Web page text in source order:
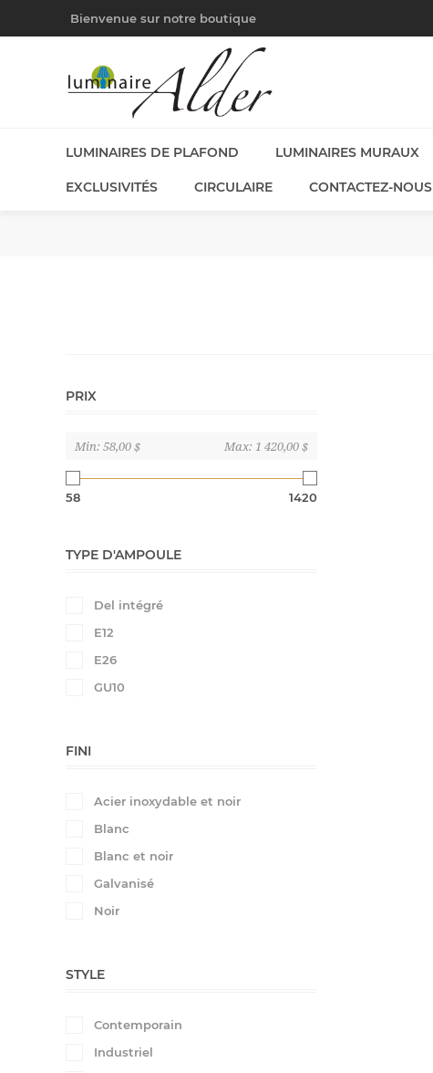
Bienvenue sur notre boutique
LUMINAIRES DE PLAFOND LUMINAIRES MURAUX
EXCLUSIVITÉS CIRCULAIRE CONTACTEZ-NOUS
PRIX
Min: 58,00 $ Max: 1 420,00 $
58 1420
TYPE D'AMPOULE
Del intégré
E12
E26
GU10
FINI
Acier inoxydable et noir
Blanc
Blanc et noir
Galvanisé
Noir
STYLE
Contemporain
Industriel